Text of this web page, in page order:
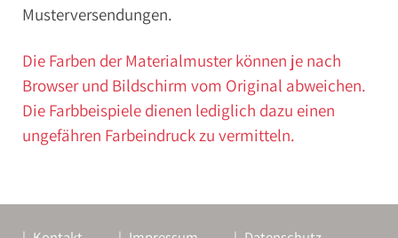
Musterversendungen.
Die Farben der Materialmuster können je nach
Browser und Bildschirm vom Original abweichen.
Die Farbbeispiele dienen lediglich dazu einen
ungefähren Farbeindruck zu vermitteln.